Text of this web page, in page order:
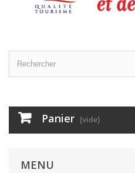
Panier (vide)
MENU